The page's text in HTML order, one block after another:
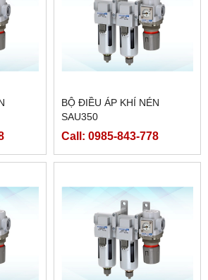
BỘ ĐIỀU ÁP KHÍ NÉN
SAU350
Call: 0985-843-778